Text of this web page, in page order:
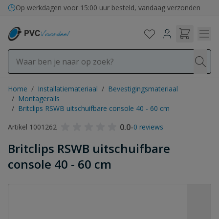
Ga naar de inhoud
Op werkdagen voor 15:00 uur besteld, vandaag verzonden
Home / Installatiemateriaal / Bevestigingsmateriaal
/ Montagerails
/ Britclips RSWB uitschuifbare console 40 - 60 cm
Artikel 1001262
0.0-0 reviews
Britclips RSWB uitschuifbare
console 40 - 60 cm